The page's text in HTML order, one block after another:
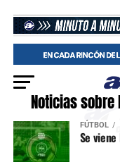
Noticias sobre
FÚTBOL
Se